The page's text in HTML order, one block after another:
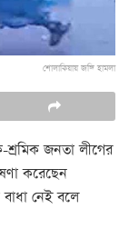
শোলাকিয়ায় জঙ্গি হামলা
শ্রমিক জনতা লীগের
করেছেন
নেই বলে